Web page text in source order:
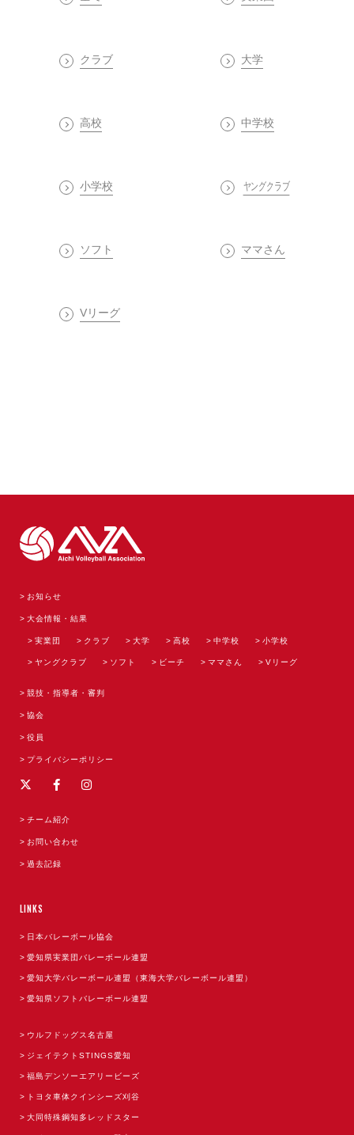
クラブ 大学
高校 中学校
小学校 ヤングクラブ
ソフト ママさん
Vリーグ
お知らせ
大会情報・結果
実業団 クラブ 大学 高校 中学校 小学校
ヤングクラブ ソフト ビーチ ママさん Vリーグ
競技・指導者・審判
協会
役員
プライバシーポリシー
チーム紹介
お問い合わせ
過去記録
LINKS
日本バレーボール協会
愛知県実業団バレーボール連盟
愛知大学バレーボール連盟（東海大学バレーボール連盟）
愛知県ソフトバレーボール連盟
ウルフドッグス名古屋
ジェイテクトSTINGS愛知
福島デンソーエアリービーズ
トヨタ車体クインシーズ刈谷
大同特殊鋼知多レッドスター